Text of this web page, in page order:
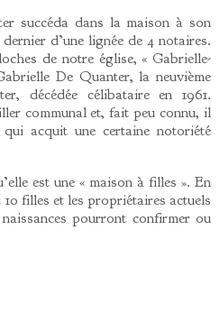
succéda dans la maison à son
d’une lignée de 4 notaires.
de notre église, « Gabrielle-
De Quanter, la neuvième
décédée célibataire en 1961.
communal et, fait peu connu, il
acquit une certaine notoriété
est une « maison à filles ». En
filles et les propriétaires actuels
pourront confirmer ou